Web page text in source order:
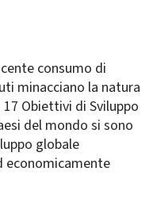
consumo di
minacciano la natura
Obiettivi di Sviluppo
del mondo si sono
globale
economicamente